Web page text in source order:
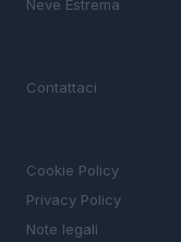
Neve Estrema
Contattaci
Cookie Policy
Privacy Policy
Note legali